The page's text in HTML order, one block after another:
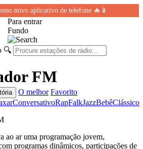
novo aplicativo de telefone 🔥📱
Para entrar
Fundo
🔍
O melhor Favorito
ConversativoRapFalkJazzBebêClássico
FM
ao ar uma programação jovem,
programas dinâmicos, participações de